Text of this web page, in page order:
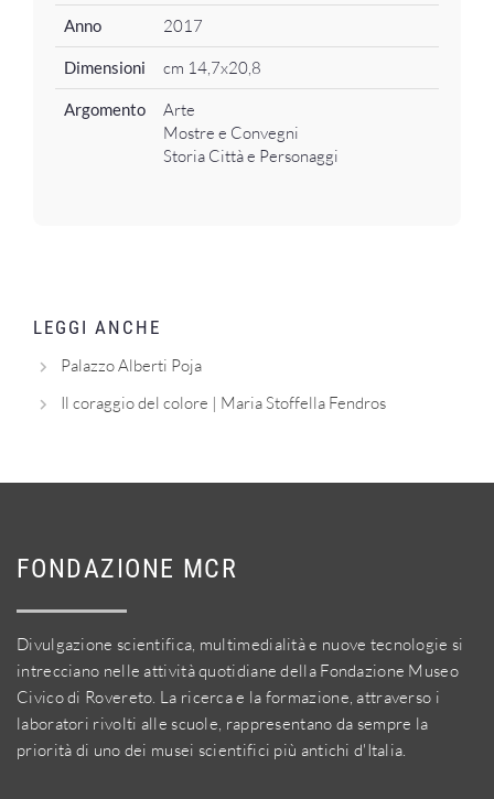
Anno 2017
Dimensioni cm 14,7x20,8
Argomento
Arte
Mostre e Convegni
Storia Città e Personaggi
LEGGI ANCHE
Palazzo Alberti Poja
Il coraggio del colore | Maria Stoffella Fendros
FONDAZIONE MCR
Divulgazione scientifica, multimedialità e nuove tecnologie si
intrecciano nelle attività quotidiane della Fondazione Museo
Civico di Rovereto. La ricerca e la formazione, attraverso i
laboratori rivolti alle scuole, rappresentano da sempre la
priorità di uno dei musei scientifici più antichi d'Italia.